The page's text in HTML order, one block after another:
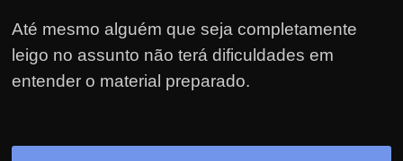
o
m
o
Até mesmo alguém que seja completamente
leigo no assunto não terá dificuldades em
entender o material preparado.